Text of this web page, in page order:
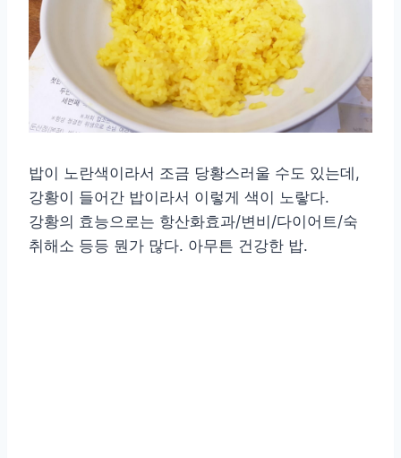
밥이 노란색이라서 조금 당황스러울 수도 있는데,
강황이 들어간 밥이라서 이렇게 색이 노랗다.
강황의 효능으로는 항산화효과/변비/다이어트/숙
취해소 등등 뭔가 많다. 아무튼 건강한 밥.